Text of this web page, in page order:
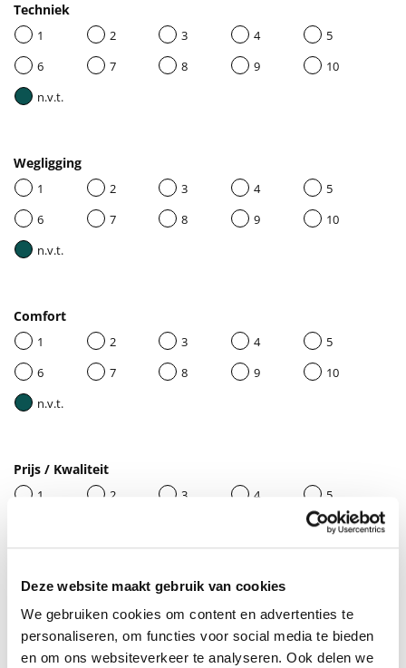
Deze website maakt gebruik van cookies
We gebruiken cookies om content en advertenties te
personaliseren, om functies voor social media te bieden
en om ons websiteverkeer te analyseren. Ook delen we
Techniek
1 2 3 4
5
6
7 8 9
10
n.v.t.
Wegligging
1 2 3 4
5
6
7 8 9
10
n.v.t.
Comfort
1 2 3 4
5
6
7 8 9
10
n.v.t.
Prijs / Kwaliteit
1 2 3 4
5
10
Geef je beoordeling een titel